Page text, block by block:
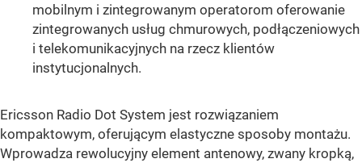
mobilnym i zintegrowanym operatorom oferowanie
zintegrowanych usług chmurowych, podłączeniowych
i telekomunikacyjnych na rzecz klientów
instytucjonalnych.
Ericsson Radio Dot System jest rozwiązaniem
kompaktowym, oferującym elastyczne sposoby montażu.
Wprowadza rewolucyjny element antenowy, zwany kropką,